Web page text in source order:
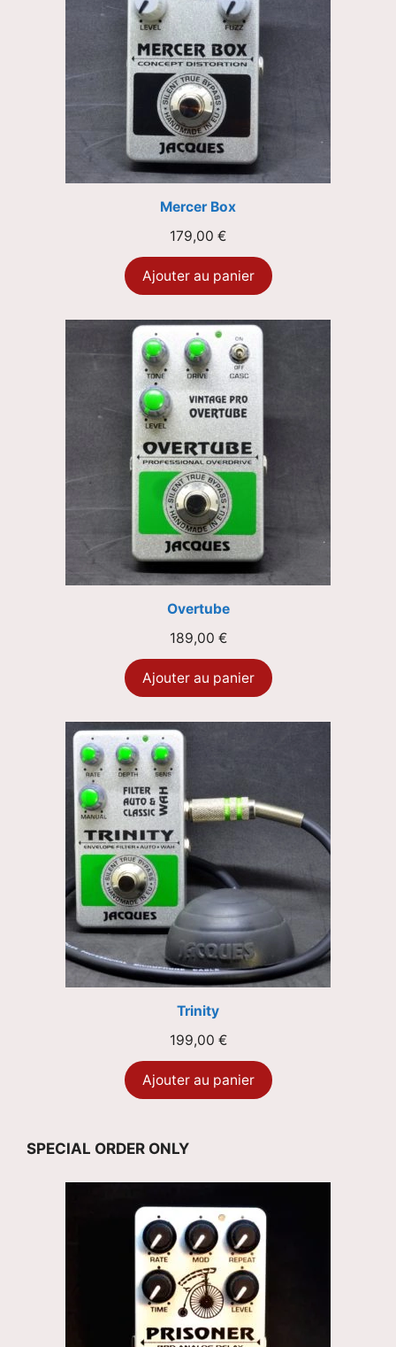
Mercer Box
179,00 €
Ajouter au panier
Overtube
189,00 €
Ajouter au panier
Trinity
199,00 €
Ajouter au panier
SPECIAL ORDER ONLY